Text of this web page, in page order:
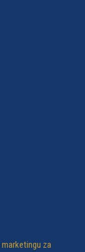
za